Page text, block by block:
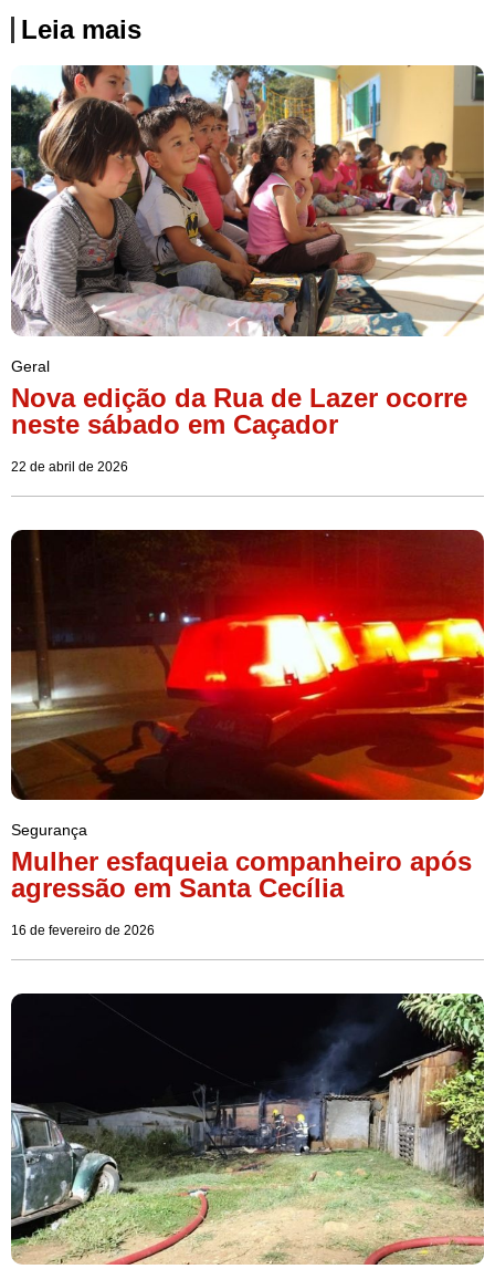
Leia mais
Geral
Nova edição da Rua de Lazer ocorre
neste sábado em Caçador
22 de abril de 2026
Segurança
Mulher esfaqueia companheiro após
agressão em Santa Cecília
16 de fevereiro de 2026